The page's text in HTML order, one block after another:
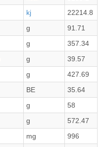
kj
22214.8
g
91.71
g
357.34
g
39.57
g
427.69
BE
35.64
g
58
g
572.47
mg
996